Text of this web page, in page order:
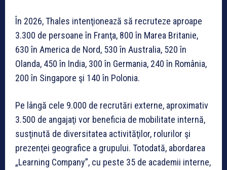
În 2026, Thales intenţionează să recruteze aproape
3.300 de persoane în Franţa, 800 în Marea Britanie,
630 în America de Nord, 530 în Australia, 520 în
Olanda, 450 în India, 300 în Germania, 240 în România,
200 în Singapore şi 140 în Polonia.
Pe lângă cele 9.000 de recrutări externe, aproximativ
3.500 de angajaţi vor beneficia de mobilitate internă,
susţinută de diversitatea activităţilor, rolurilor şi
prezenţei geografice a grupului. Totodată, abordarea
„Learning Company”, cu peste 35 de academii interne,